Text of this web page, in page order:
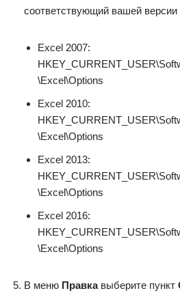
соответствующий вашей версии
Excel 2007:
\Excel\Options
Excel 2010:
\Excel\Options
Excel 2013:
\Excel\Options
Excel 2016:
\Excel\Options
В меню Правкавыберите пункт